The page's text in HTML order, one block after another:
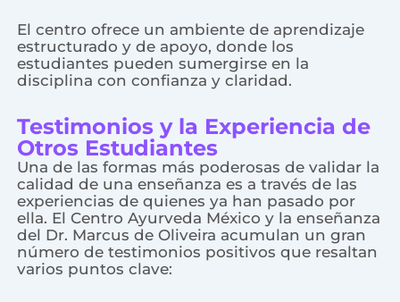
El centro ofrece un ambiente de aprendizaje
estructurado y de apoyo, donde los
estudiantes pueden sumergirse en la
disciplina con confianza y claridad.
Testimonios y la Experiencia de
Otros Estudiantes
Una de las formas más poderosas de validar la
calidad de una enseñanza es a través de las
experiencias de quienes ya han pasado por
ella. El Centro Ayurveda México y la enseñanza
del Dr. Marcus de Oliveira acumulan un gran
número de testimonios positivos que resaltan
varios puntos clave: